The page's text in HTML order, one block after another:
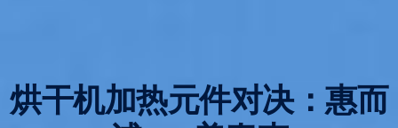
烘干机加热元件对决：惠而